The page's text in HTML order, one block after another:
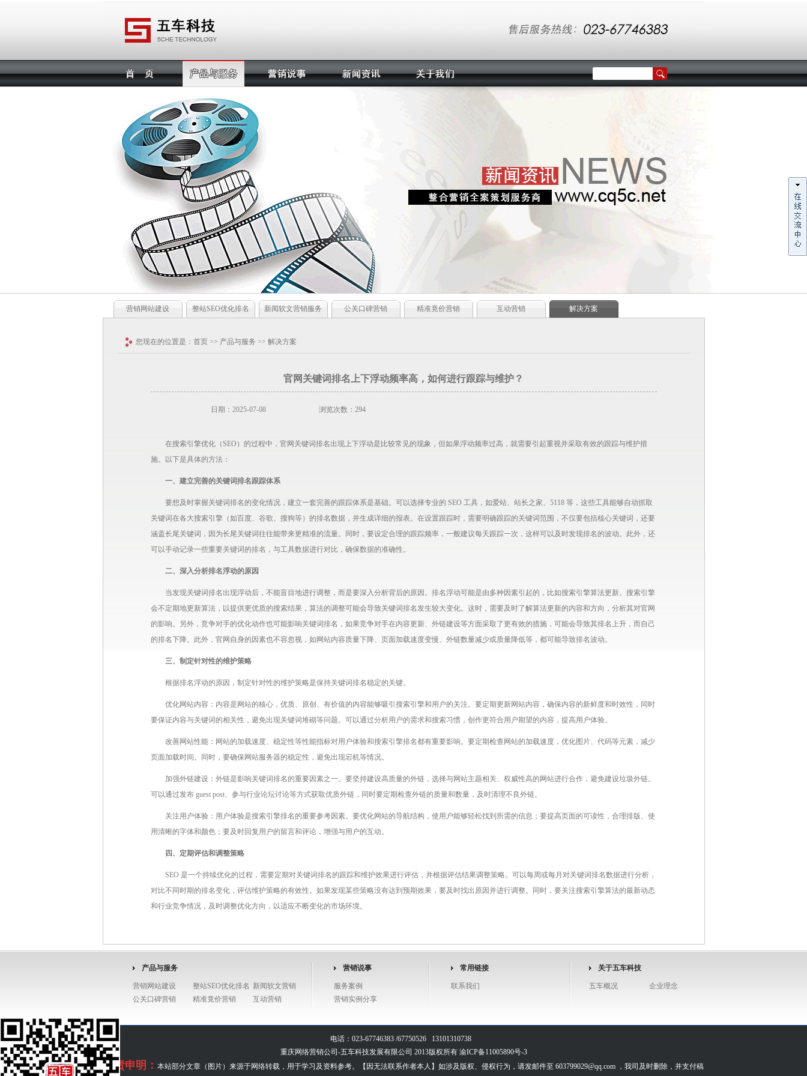
营销网站建设 整站SEO优化排名 新闻软文营销服务 公关口碑营销 精准竟价营销 互动营销 解决方案
您现在的位置是： 首页>> 产品与服务 >> 解决方案
官网关键词排名上下浮动频率高，如何进行跟踪与维护？
日期：2025-07-08 浏览次数：294
在搜索引擎优化（SEO）的过程中，官网关键词排名出现上下浮动是比较常见的现象，但如果浮动频率过高，就需要引起重视并采取有效的跟踪与维护措
施。以下是具体的方法：
一、建立完善的关键词排名跟踪体系
要想及时掌握关键词排名的变化情况，建立一套完善的跟踪体系是基础。可以选择专业的 SEO 工具，如爱站、站长之家、5118 等，这些工具能够自动抓取
关键词在各大搜索引擎（如百度、谷歌、搜狗等）的排名数据，并生成详细的报表。在设置跟踪时，需要明确跟踪的关键词范围，不仅要包括核心关键词，还要
涵盖长尾关键词，因为长尾关键词往往能带来更精准的流量。同时，要设定合理的跟踪频率，一般建议每天跟踪一次，这样可以及时发现排名的波动。此外，还
可以手动记录一些重要关键词的排名，与工具数据进行对比，确保数据的准确性。
二、深入分析排名浮动的原因
当发现关键词排名出现浮动后，不能盲目地进行调整，而是要深入分析背后的原因。排名浮动可能是由多种因素引起的，比如搜索引擎算法更新。搜索引擎
会不定期地更新算法，以提供更优质的搜索结果，算法的调整可能会导致关键词排名发生较大变化。这时，需要及时了解算法更新的内容和方向，分析其对官网
的影响。另外，竞争对手的优化动作也可能影响关键词排名，如果竞争对手在内容更新、外链建设等方面采取了更有效的措施，可能会导致其排名上升，而自己
的排名下降。此外，官网自身的因素也不容忽视，如网站内容质量下降、页面加载速度变慢、外链数量减少或质量降低等，都可能导致排名波动。
三、制定针对性的维护策略
根据排名浮动的原因，制定针对性的维护策略是保持关键词排名稳定的关键。
优化网站内容：内容是网站的核心，优质、原创、有价值的内容能够吸引搜索引擎和用户的关注。要定期更新网站内容，确保内容的新鲜度和时效性，同时
要保证内容与关键词的相关性，避免出现关键词堆砌等问题。可以通过分析用户的需求和搜索习惯，创作更符合用户期望的内容，提高用户体验。
改善网站性能：网站的加载速度、稳定性等性能指标对用户体验和搜索引擎排名都有重要影响。要定期检查网站的加载速度，优化图片、代码等元素，减少
页面加载时间。同时，要确保网站服务器的稳定性，避免出现宕机等情况。
加强外链建设：外链是影响关键词排名的重要因素之一。要坚持建设高质量的外链，选择与网站主题相关、权威性高的网站进行合作，避免建设垃圾外链。
可以通过发布 guest post、参与行业论坛讨论等方式获取优质外链，同时要定期检查外链的质量和数量，及时清理不良外链。
关注用户体验：用户体验是搜索引擎排名的重要参考因素。要优化网站的导航结构，使用户能够轻松找到所需的信息；要提高页面的可读性，合理排版、使
用清晰的字体和颜色；要及时回复用户的留言和评论，增强与用户的互动。
四、定期评估和调整策略
SEO 是一个持续优化的过程，需要定期对关键词排名的跟踪和维护效果进行评估，并根据评估结果调整策略。可以每周或每月对关键词排名数据进行分析，
对比不同时期的排名变化，评估维护策略的有效性。如果发现某些策略没有达到预期效果，要及时找出原因并进行调整。同时，要关注搜索引擎算法的最新动态
和行业竞争情况，及时调整优化方向，以适应不断变化的市场环境。
产品与服务
营销网站建设 整站SEO优化排名 新闻软文营销
公关口碑营销
精准竟价营销 互动营销
营销说事
服务案例
营销实例分享
常用链接
联系我们
关于五车科技
五车概况 企业理念
电话：023-67746383 /67750526 13101310738
重庆网络营销公司-五车科技发展有限公司 2013版权所有 渝ICP备11005890号-3
免责申明： 本站部分文章（图片）来源于网络转载，用于学习及资料参考。【因无法联系作者本人】如涉及版权、侵权行为，请发邮件至 603799029@qq.com ，我司及时删除，并支付稿